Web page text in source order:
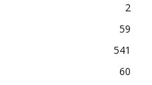
2
59
541
60